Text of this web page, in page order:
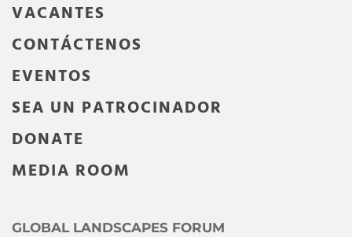
VACANTES
CONTÁCTENOS
EVENTOS
SEA UN PATROCINADOR
DONATE
MEDIA ROOM
GLOBAL LANDSCAPES FORUM